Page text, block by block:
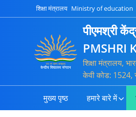
शिक्षा मंत्रालय Ministry of education
पीएमश्री
PMSHRI
शिक्षा मंत्रालय,
केवी कोड: 1524,
मुख्य पृष्ठ हमारे बारे में